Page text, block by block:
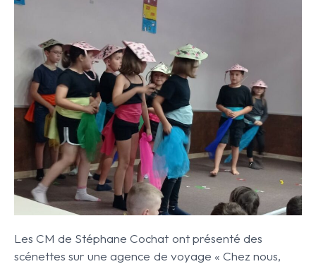
Les CM de Stéphane Cochat ont présenté des
scénettes sur une agence de voyage « Chez nous,